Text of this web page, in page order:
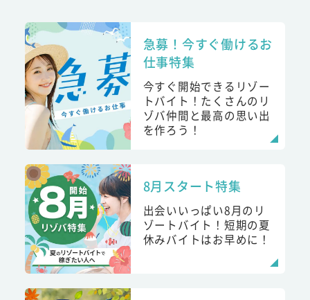
急募！今すぐ働けるお
仕事特集
今すぐ開始できるリゾー
トバイト！たくさんのリ
ゾバ仲間と最高の思い出
を作ろう！
8月スタート特集
出会いいっぱい8月のリ
ゾートバイト！短期の夏
休みバイトはお早めに！